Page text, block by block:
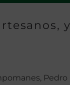
Pedro